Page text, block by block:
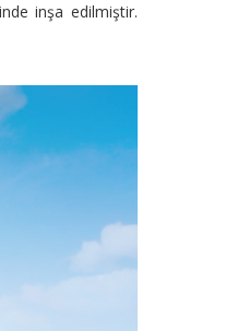
inşa edilmiştir.